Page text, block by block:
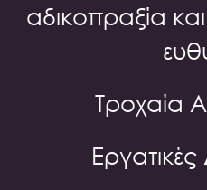
αδικοπραξία
Τροχαία